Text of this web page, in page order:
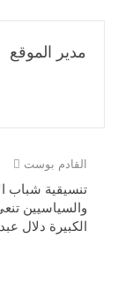
مدير الموقع
القادم بوست
تنسيقية شباب
والسياسيين
الكبيرة دلال